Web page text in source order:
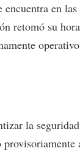
encuentra en
retomó su
la